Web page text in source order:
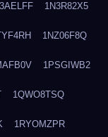
1N3R82X5
1NZ06F8Q
1PSGIWB2
1QWO8TSQ
1RYOMZPR